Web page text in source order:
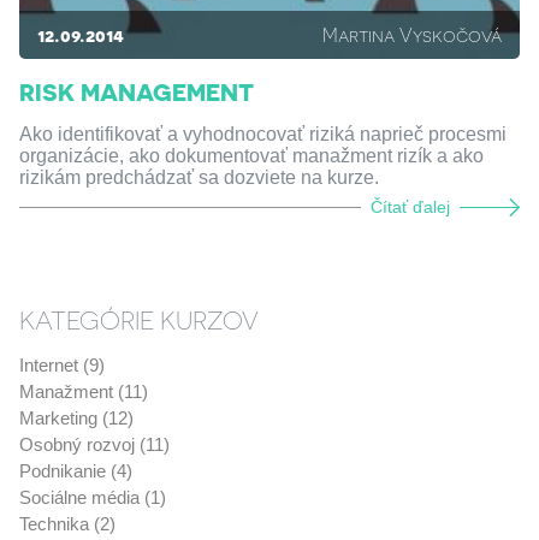
12.09.2014 Martina Vyskočová
RISK MANAGEMENT
Ako identifikovať a vyhodnocovať riziká naprieč procesmi
organizácie, ako dokumentovať manažment rizík a ako
rizikám predchádzať sa dozviete na kurze.
Čítať ďalej
KATEGÓRIE KURZOV
Internet (9)
Manažment (11)
Marketing (12)
Osobný rozvoj (11)
Podnikanie (4)
Sociálne média (1)
Technika (2)